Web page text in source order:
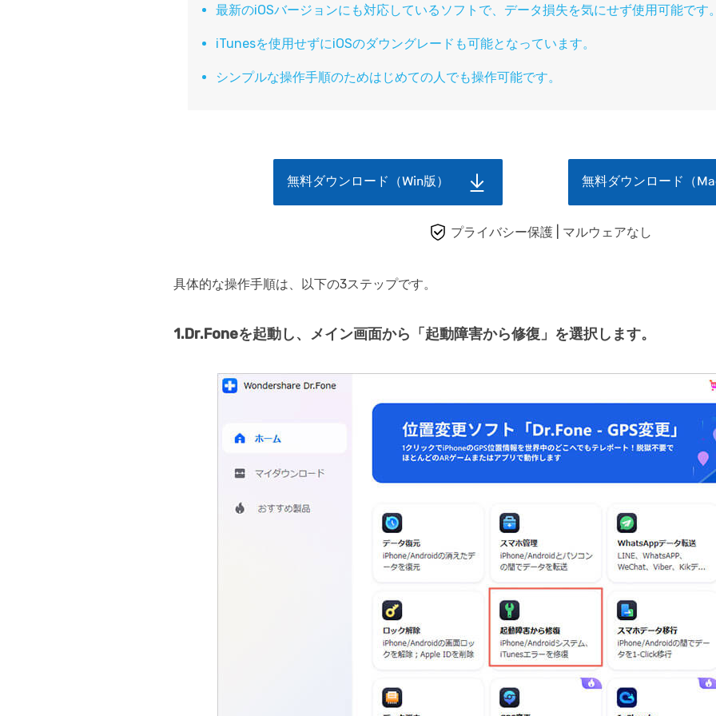
最新のiOSバージョンにも対応しているソフトで、データ損失を気にせず使用可能です。
iTunesを使用せずにiOSのダウングレードも可能となっています。
シンプルな操作手順のためはじめての人でも操作可能です。
無料ダウンロード（Win版） 無料ダウンロード（
プライバシー保護 | マルウェアなし
具体的な操作手順は、以下の3ステップです。
1.Dr.Foneを起動し、メイン画面から「起動障害から修復」を選択します。